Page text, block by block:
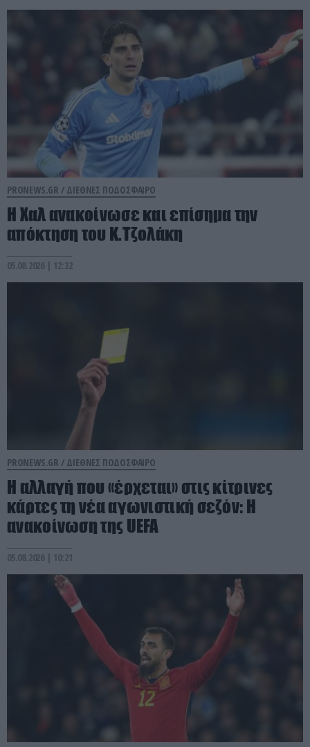
PRONEWS.GR / ΔΙΕΘΝΕΣ ΠΟΔΟΣΦΑΙΡΟ
Η Χαλ ανακοίνωσε και επίσημα την
απόκτηση του Κ.Τζολάκη
05.08.2026 | 12:32
PRONEWS.GR / ΔΙΕΘΝΕΣ ΠΟΔΟΣΦΑΙΡΟ
Η αλλαγή που «έρχεται» στις κίτρινες
κάρτες τη νέα αγωνιστική σεζόν: Η
ανακοίνωση της UEFA
05.08.2026 | 10:21